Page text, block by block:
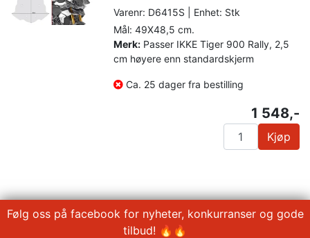
Varenr: D6415S | Enhet: Stk
Mål: 49X48,5 cm.
Merk: Passer IKKE Tiger 900 Rally, 2,5
cm høyere enn standardskjerm
Ca. 25 dager fra bestilling
1 548,-
Kjøp
Følg oss på facebook for nyheter, konkurranser og gode
tilbud! 🔥🔥